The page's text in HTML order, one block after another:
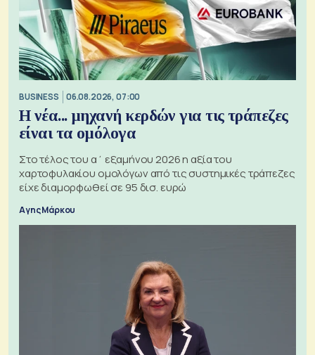
BUSINESS 06.08.2026, 07:00
Η νέα... μηχανή κερδών για τις τράπεζες
είναι τα ομόλογα
Στο τέλος του α΄ εξαμήνου 2026 η αξία του
χαρτοφυλακίου ομολόγων από τις συστημικές τράπεζες
είχε διαμορφωθεί σε 95 δισ. ευρώ
Αγης Μάρκου